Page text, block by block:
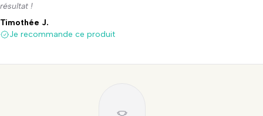
résultat !
Timothée J.
Je recommande ce produit